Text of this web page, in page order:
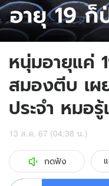
หนุ่มอายุแค่
สมองตีบ เผ
ประจำ หมอ
13 ส.ค. 67 (04:38 น.)
กดฟัง